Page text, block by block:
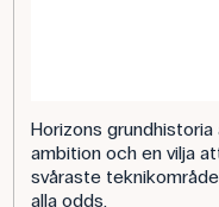
Horizons
ambition och en vilja
svåraste
alla odds.